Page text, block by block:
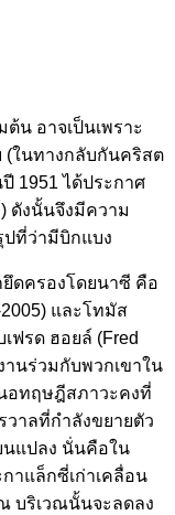
น อาจเป็นเพราะ
(ในทางกลับกันคริสต
1951 ได้ประกาศ
ดังนั้นจึงมีความ
ปที่ว่ามีบิกแบง
ดครองโดยนาซี คือ
และโทมัส
ฟรด ฮอยล์ (Fred
านร่วมกับพวกเขาใน
อทฤษฎีสภาวะคงที่
วาลที่กำลังขยายตัว
แปลง นั่นคือใน
าแล็กซี่เก่าเคลื่อน
บริเวณนั้นจะลดลง